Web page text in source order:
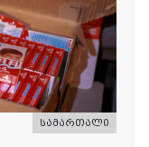
სამართალი